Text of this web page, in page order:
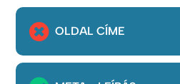
OLDAL CÍME